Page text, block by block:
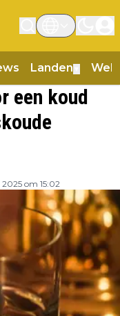
Landen
een koud
om 15:02